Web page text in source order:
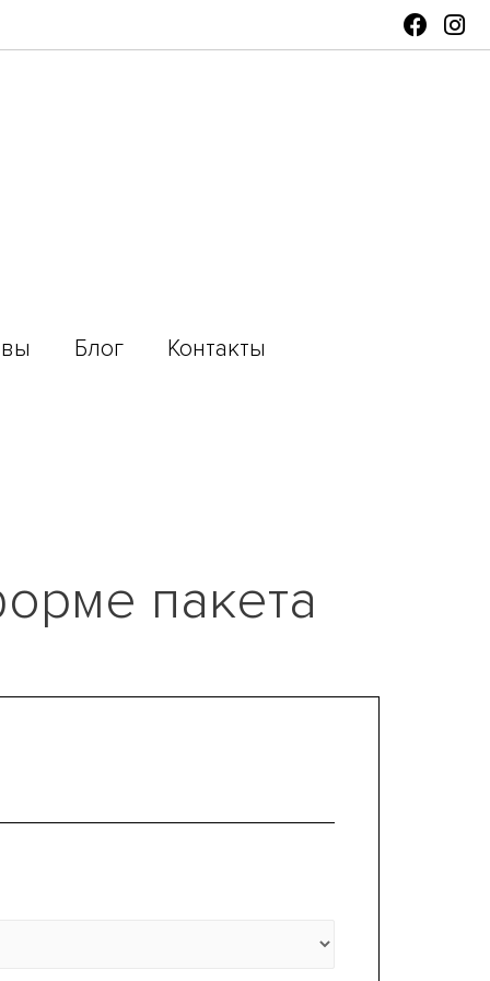
Блог Контакты
пакета